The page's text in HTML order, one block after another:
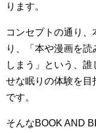
ります。
コンセプトの通り
り、「本や漫画を
しまう」という、
せな眠りの体験を目
です。
そんなBOOK AND